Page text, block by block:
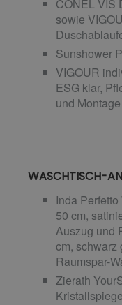
CONEL VIS
sowie
Sunshower
VIGOUR
ESG klar,
und Montage
WASCHTISCH-
Inda
50 cm,
Auszug und
cm,
Raumspar-
Zierath